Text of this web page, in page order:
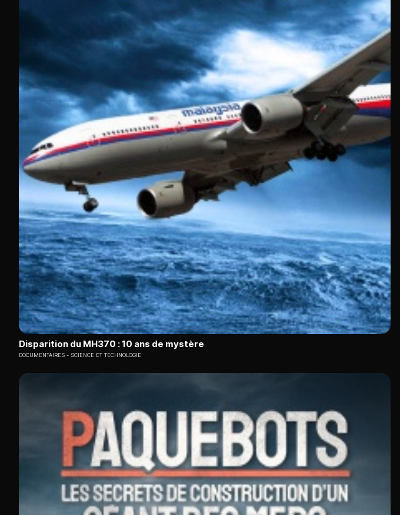
Disparition du MH370 : 10 ans de mystère
DOCUMENTAIRES SCIENCE ET TECHNOLOGIE